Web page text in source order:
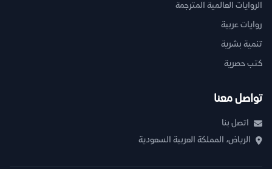
الروايات العالمية المترجمة
روايات عربية
تنمية بشرية
كتب حصرية
تواصل معنا
اتصل بنا
الرياض، المملكة العربية السعودية